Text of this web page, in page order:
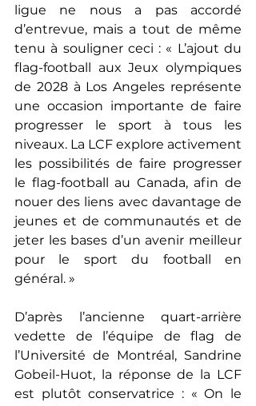
ligue ne nous a pas accordé
d’entrevue, mais a tout de même
tenu à souligner ceci : « L’ajout du
flag-football aux Jeux olympiques
de 2028 à Los Angeles représente
une occasion importante de faire
progresser le sport à tous les
niveaux. La LCF explore activement
les possibilités de faire progresser
le flag-football au Canada, afin de
nouer des liens avec davantage de
jeunes et de communautés et de
jeter les bases d’un avenir meilleur
pour le sport du football en
général. »
D’après l’ancienne quart-arrière
vedette de l’équipe de flag de
l’Université de Montréal, Sandrine
Gobeil-Huot, la réponse de la LCF
est plutôt conservatrice : « On le